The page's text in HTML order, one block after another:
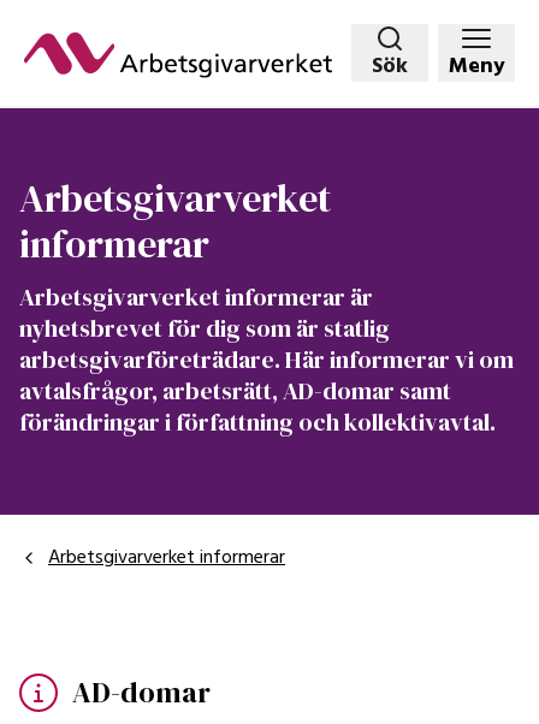
Sök Meny
Arbetsgivarverket
informerar
Arbetsgivarverket informerar är
nyhetsbrevet för dig som är statlig
arbetsgivarföreträdare. Här informerar vi om
avtalsfrågor, arbetsrätt, AD-domar samt
förändringar i författning och kollektivavtal.
Arbetsgivarverket informerar
AD-domar